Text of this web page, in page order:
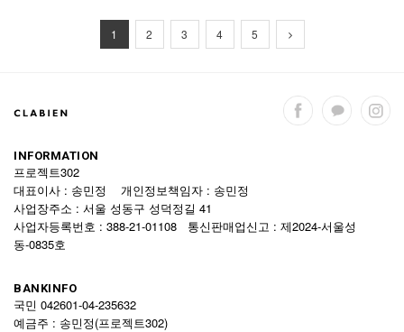
1 2 3 4 5
INFORMATION
프로젝트302
대표이사 : 송민정 개인정보책임자 : 송민정
사업장주소 : 서울 성동구 성덕정길 41
사업자등록번호 : 388-21-01108 통신판매업신고 : 제2024-서울성
동-0835호
BANKINFO
국민 042601-04-235632
예금주 : 송민정(프로젝트302)